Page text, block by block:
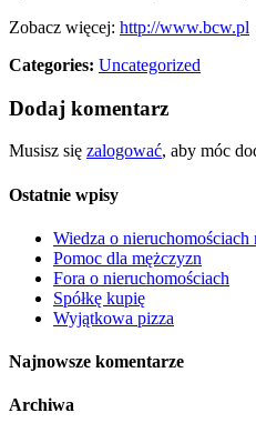
Zobacz więcej: http://www.bcw.pl
Categories: Uncategorized
Dodaj komentarz
Musisz się zalogować, aby móc
Ostatnie wpisy
Wiedza o nieruchomościach
Pomoc dla mężczyzn
Fora o nieruchomościach
Spółkę kupię
Wyjątkowa pizza
Najnowsze komentarze
Archiwa